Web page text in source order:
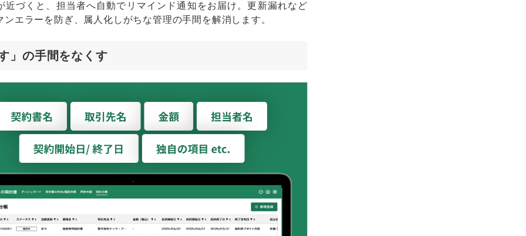
近づくと、担当者へ自動でリマインド通知をお届け。更新漏れなど
ンエラーを防ぎ、属人化しがちな管理の手間を解消します。
」の手間をなくす